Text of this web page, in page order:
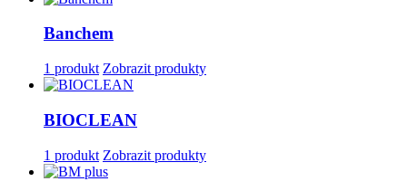
Banchem
1 produkt Zobrazit produkty
BIOCLEAN
1 produkt Zobrazit produkty